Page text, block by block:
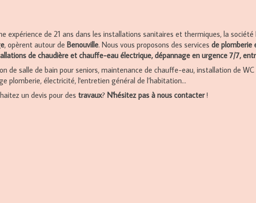
expérience de 21 ans dans les installations sanitaires et thermiques, la
, opèrent autour deBenouville. Nous vous proposons des servicesde plomberie
de chaudière et chauffe-eau électrique, dépannage en urgence 7/7,
de salle de bain pour seniors, maintenance de chauffe-eau, installation de
plomberie, électricité, l'entretien général de l’habitation...
un devis pour des travaux? N'hésitez pas à nous contacter!